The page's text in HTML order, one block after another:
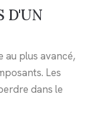
D'UN
au plus avancé,
Les
dans le